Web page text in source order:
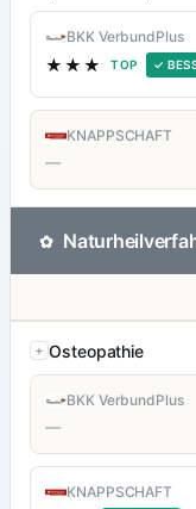
BKK VerbundPlus
★★★ TOP ✓
KNAPPSCHAFT
—
✿
Osteopathie
BKK VerbundPlus
—
KNAPPSCHAFT